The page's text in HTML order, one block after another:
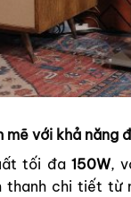
mẽ với khả năng
tối đa 150W,
thanh chi tiết từ